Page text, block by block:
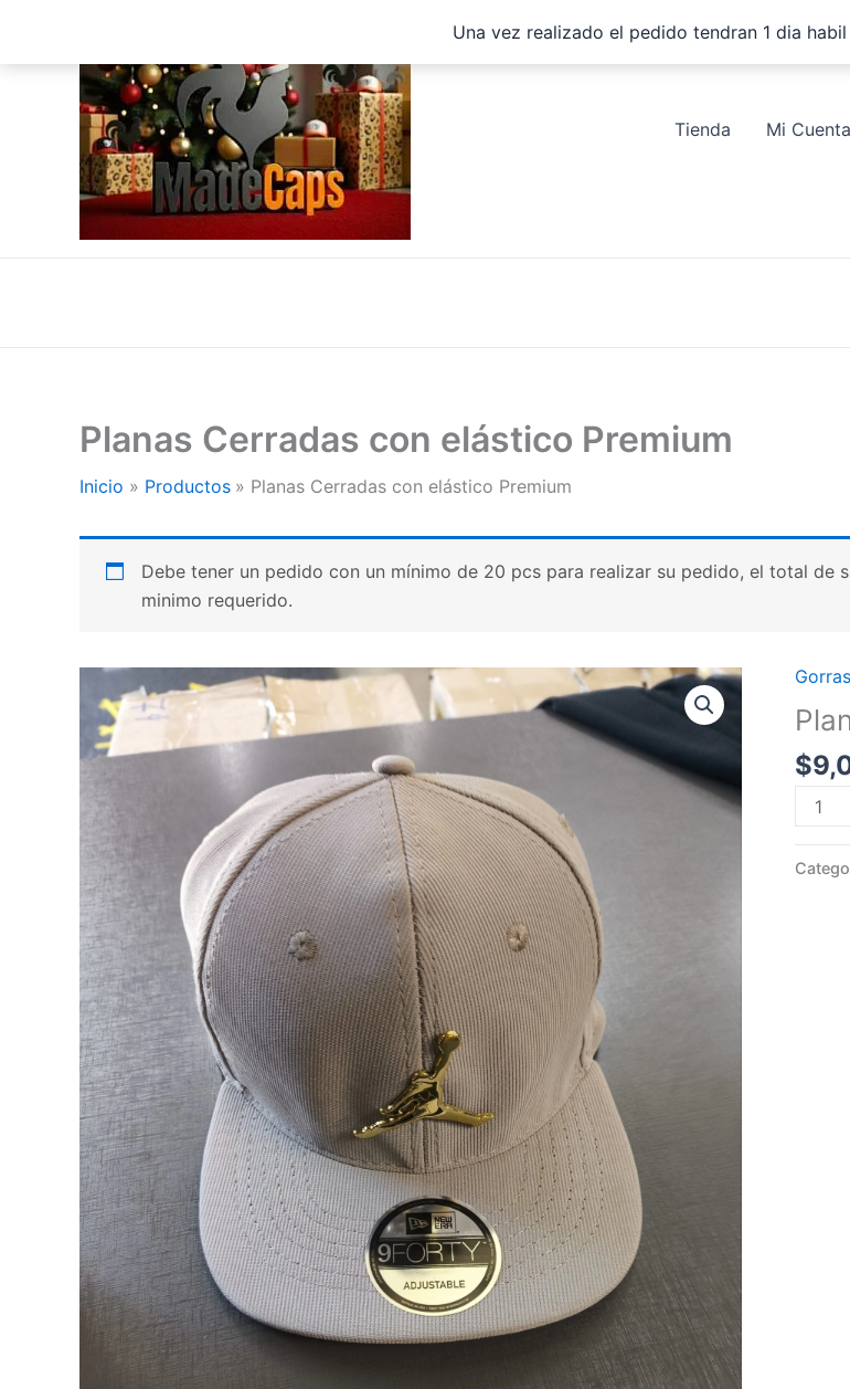
Una vez realizado el pedido tendran 1 dia
contenido
Tienda Mi Cuenta
Planas Cerradas con elástico Premium
Inicio Productos Planas Cerradas con elástico Premium
Debe tener un pedido con un mínimo de 20 pcs para realizar su pedido, el total de
minimo requerido.
$
Planas
elástico